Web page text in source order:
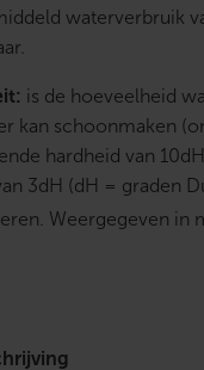
waterverbruik
is de hoeveelheid
kan schoonmaken
hardheid van
3dH (dH = graden
Weergegeven in